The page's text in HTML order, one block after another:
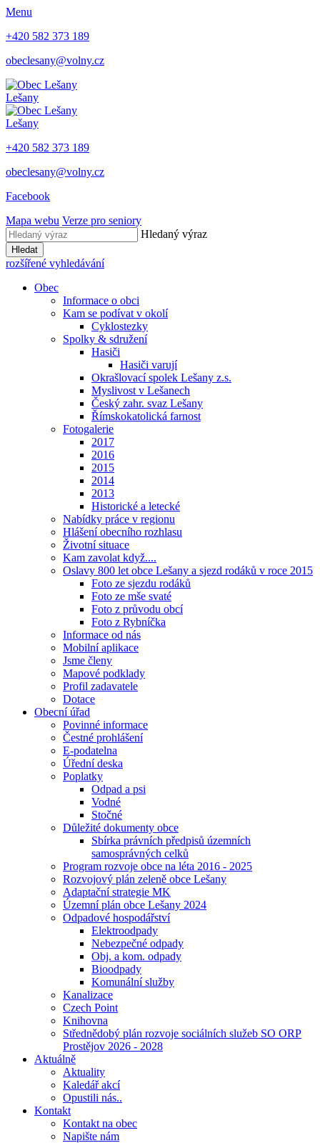
Menu
+420 582 373 189
obeclesany@volny.cz
Lešany
Lešany
+420 582 373 189
obeclesany@volny.cz
Facebook
Mapa webu Verze pro seniory
Hledaný výraz
Hledat
rozšířené vyhledávání
Obec
Informace o obci
Kam se podívat v okolí
Cyklostezky
Spolky & sdružení
Hasiči
Hasiči varují
Okrašlovací spolek Lešany z.s.
Myslivost v Lešanech
Český zahr. svaz Lešany
Římskokatolická farnost
Fotogalerie
2017
2016
2015
2014
2013
Historické a letecké
Nabídky práce v regionu
Hlášení obecního rozhlasu
Životní situace
Kam zavolat když....
Oslavy 800 let obce Lešany a sjezd rodáků v roce 2015
Foto ze sjezdu rodáků
Foto ze mše svaté
Foto z průvodu obcí
Foto z Rybníčka
Informace od nás
Mobilní aplikace
Jsme členy
Mapové podklady
Profil zadavatele
Dotace
Obecní úřad
Povinné informace
Čestné prohlášení
E-podatelna
Úřední deska
Poplatky
Odpad a psi
Vodné
Stočné
Důležité dokumenty obce
Sbírka právních předpisů územních
samosprávných celků
Program rozvoje obce na léta 2016 - 2025
Rozvojový plán zeleně obce Lešany
Adaptační strategie MK
Územní plán obce Lešany 2024
Odpadové hospodářství
Elektroodpady
Nebezpečné odpady
Obj. a kom. odpady
Bioodpady
Komunální služby
Kanalizace
Czech Point
Knihovna
Střednědobý plán rozvoje sociálních služeb SO ORP
Prostějov 2026 - 2028
Aktuálně
Aktuality
Kaledář akcí
Opustili nás..
Kontakt
Kontakt na obec
Napište nám